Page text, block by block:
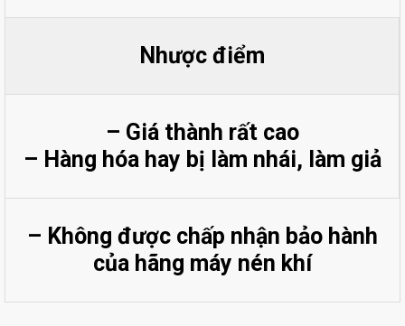
Nhược điểm
– Giá thành rất cao
– Hàng hóa hay bị làm nhái, làm giả
– Không được chấp nhận bảo hành
của hãng máy nén khí